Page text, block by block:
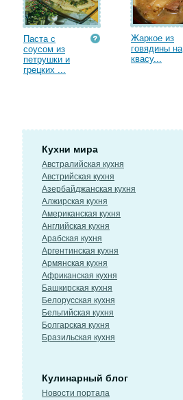
Паста с
соусом из
петрушки и
грецких ...
Жаркое из
говядины на
квасу...
Кухни мира
Австралийская кухня
Австрийская кухня
Азербайджанская кухня
Алжирская кухня
Американская кухня
Английская кухня
Арабская кухня
Аргентинская кухня
Армянская кухня
Африканская кухня
Башкирская кухня
Белорусская кухня
Бельгийская кухня
Болгарская кухня
Бразильская кухня
Кулинарный блог
Новости портала